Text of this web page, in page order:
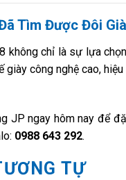
Tìm Được Đôi
không chỉ là sự lựa
giày công nghệ cao,
JP ngay hôm nay để
0988 643 292.
TỰ